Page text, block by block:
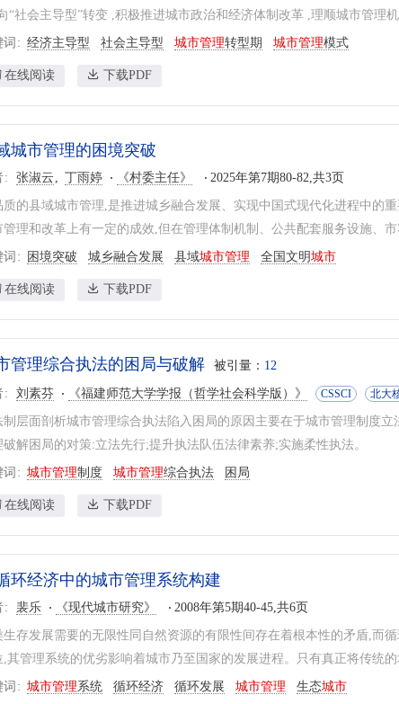
“社会主导型”转变 ,积极推进城市政治和经济体制改革 ,理顺城市管理
词 经济主导型 社会主导型 城市管理转型期 城市管理模式
在线阅读 下载PDF
城市管理的困境突破
张淑云 丁雨婷 《村委主任》 2025年第7期80-82,共3页
质的县域城市管理,是推进城乡融合发展、实现中国式现代化进程中的
管理和改革上有一定的成效,但在管理体制机制、公共配套服务设施、
词 困境突破 城乡融合发展 县域城市管理 全国文明城市
在线阅读 下载PDF
管理综合执法的困局与破解 被引量： 12
刘素芬 《福建师范大学学报（哲学社会科学版）》 CSSCI 北大
制层面剖析城市管理综合执法陷入困局的原因主要在于城市管理制度
破解困局的对策:立法先行;提升执法队伍法律素养;实施柔性执法。
词 城市管理制度 城市管理综合执法 困局
在线阅读 下载PDF
环经济中的城市管理系统构建
裴乐 《现代城市研究》 2008年第5期40-45,共6页
生存发展需要的无限性同自然资源的有限性间存在着根本性的矛盾,而
,其管理系统的优劣影响着城市乃至国家的发展进程。只有真正将传统
词 城市管理系统 循环经济 循环发展 城市管理 生态城市